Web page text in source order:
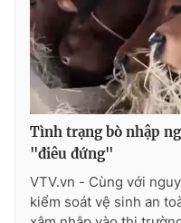
Ðiện thoại Thời báo VTV:
Email:
toasoan@vtv.vn
Liên hệ quảng cáo:024-
Tình trạng bò nhập
"điêu đứng"
VTV.vn - Cùng với
kiểm soát vệ sinh an